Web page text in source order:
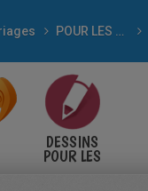
POUR LES FÊTES
DESSINS
POUR LES